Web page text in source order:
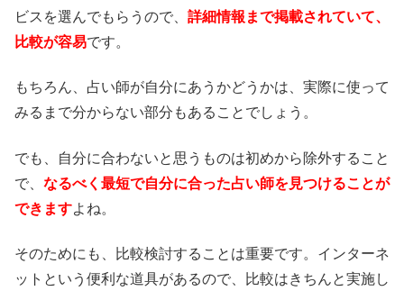
ビスを選んでもらうので、 詳細情報まで掲載されていて、
比較が容易です。
もちろん、占い師が自分にあうかどうかは、実際に使って
みるまで分からない部分もあることでしょう。
でも、自分に合わないと思うものは初めから除外すること
で、 なるべく最短で自分に合った占い師を見つけることが
できますよね。
そのためにも、比較検討することは重要です。インターネ
ットという便利な道具があるので、比較はきちんと実施し